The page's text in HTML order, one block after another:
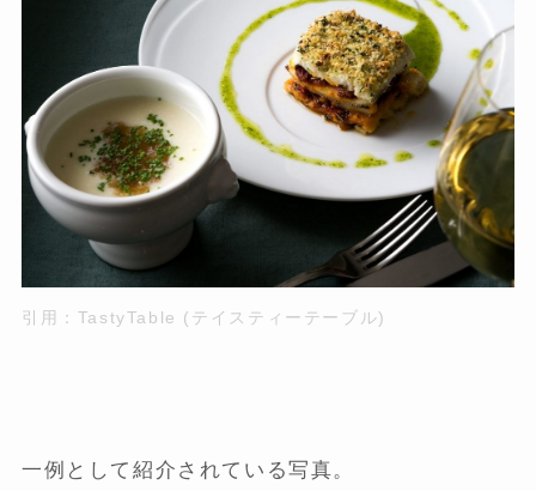
引用： TastyTable (テイスティーテーブル)
一例として紹介されている写真。